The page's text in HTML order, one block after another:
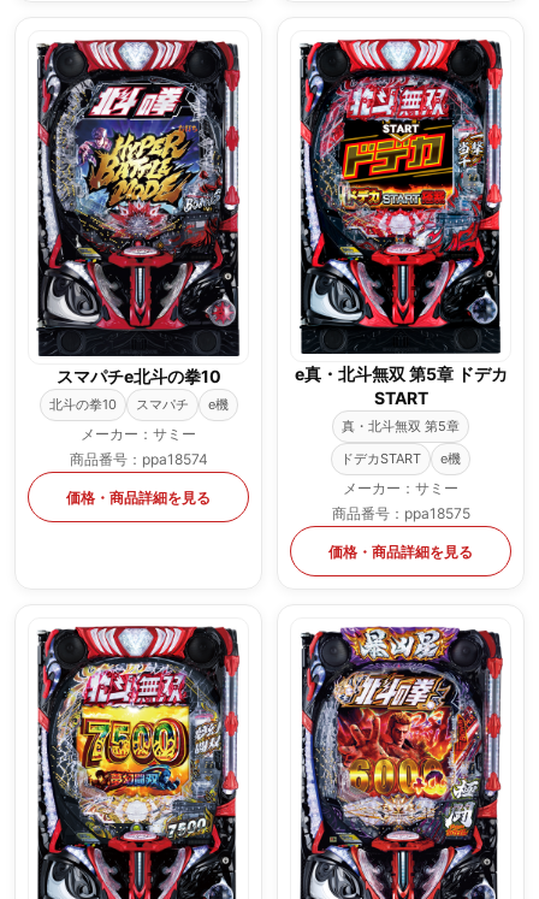
スマパチe北斗の拳10
北斗の拳10 スマパチ e機
メーカー：サミー
商品番号：ppa18574
価格・商品詳細を見る
e真・北斗無双 第5章 ドデカ
START
真・北斗無双 第5章
ドデカSTART
e機
メーカー：サミー
商品番号：ppa18575
価格・商品詳細を見る